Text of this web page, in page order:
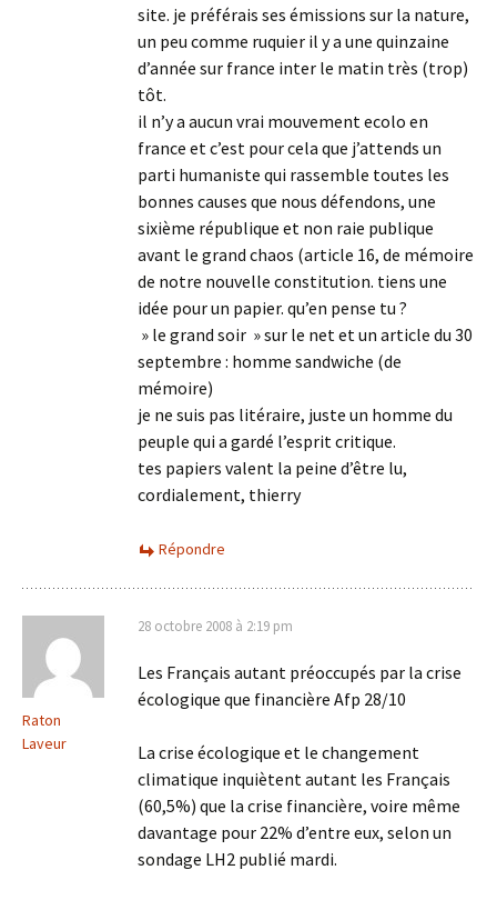
site. je préférais ses émissions sur la nature,
un peu comme ruquier il y a une quinzaine
d’année sur france inter le matin très (trop)
tôt.
il n’y a aucun vrai mouvement ecolo en
france et c’est pour cela que j’attends un
parti humaniste qui rassemble toutes les
bonnes causes que nous défendons, une
sixième république et non raie publique
avant le grand chaos (article 16, de mémoire
de notre nouvelle constitution. tiens une
idée pour un papier. qu’en pense tu ?
» le grand soir » sur le net et un article du 30
septembre : homme sandwiche (de
mémoire)
je ne suis pas litéraire, juste un homme du
peuple qui a gardé l’esprit critique.
tes papiers valent la peine d’être lu,
cordialement, thierry
Répondre
Raton
Laveur
28 octobre 2008 à 2:19 pm
Les Français autant préoccupés par la crise
écologique que financière Afp 28/10
La crise écologique et le changement
climatique inquiètent autant les Français
(60,5%) que la crise financière, voire même
davantage pour 22% d’entre eux, selon un
sondage LH2 publié mardi.